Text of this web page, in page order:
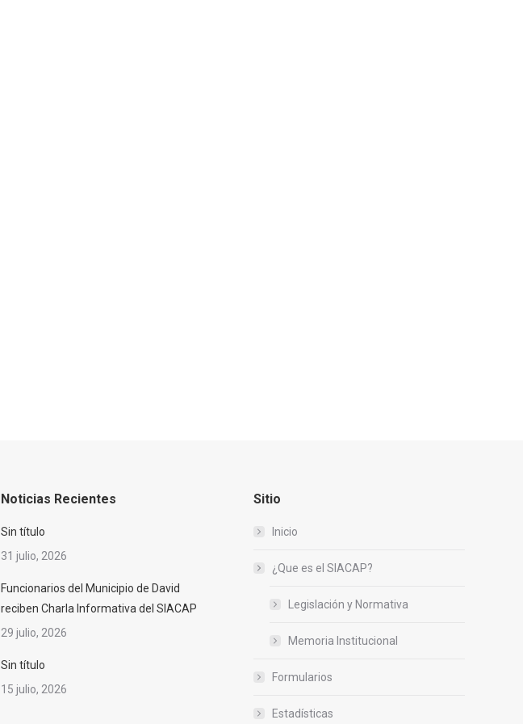
Noticias Recientes
Sin título
31 julio, 2026
Funcionarios del Municipio de David
reciben Charla Informativa del SIACAP
29 julio, 2026
Sin título
15 julio, 2026
Sitio
Inicio
¿Que es el SIACAP?
Legislación y Normativa
Memoria Institucional
Formularios
Estadísticas